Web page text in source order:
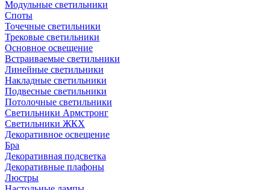
Модульные светильники
Споты
Точечные светильники
Трековые светильники
Основное освещение
Встраиваемые светильники
Линейные светильники
Накладные светильники
Подвесные светильники
Потолочные светильники
Светильники Армстронг
Светильники ЖКХ
Декоративное освещение
Бра
Декоративная подсветка
Декоративные плафоны
Люстры